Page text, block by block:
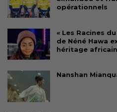
opérationnels
« Les Racines
de Néné Hawa
héritage
Nanshan